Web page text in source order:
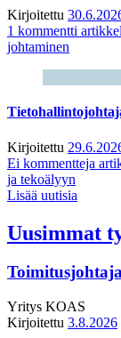
Kirjoitettu
1 kommentti
johtaminen
Kirjoitettu
Ei kommentteja
ja tekoälyyn
Lisää uutisia
Uusimmat
Yritys KOAS
Kirjoitettu 3.8.2026